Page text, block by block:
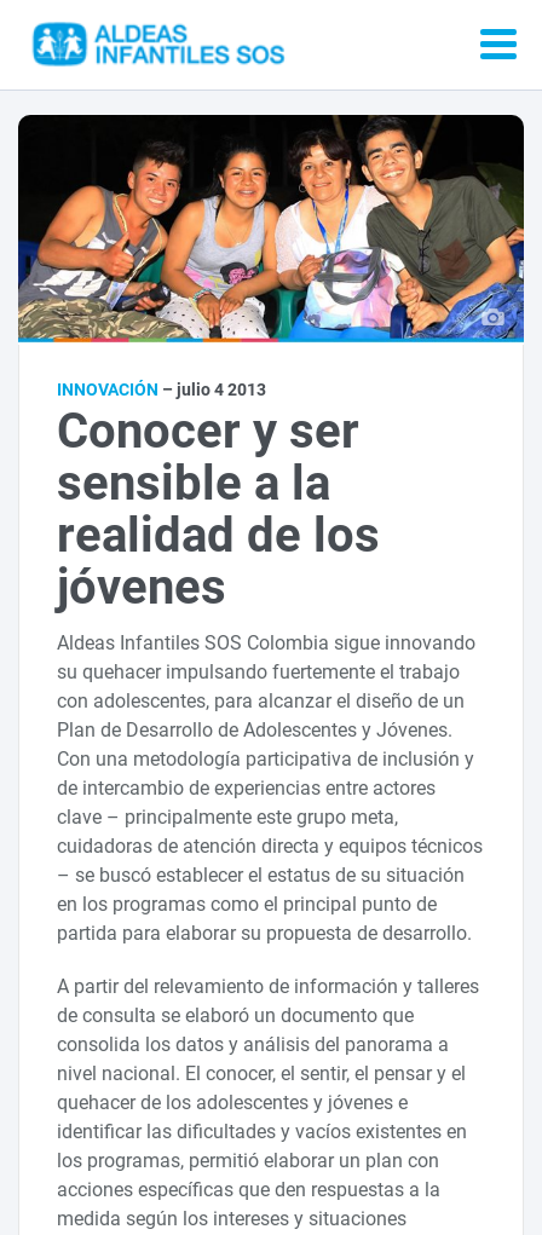
INNOVACIÓN – julio 4 2013
Conocer y ser
sensible a la
realidad de los
jóvenes
Aldeas Infantiles SOS Colombia sigue innovando
su quehacer impulsando fuertemente el trabajo
con adolescentes, para alcanzar el diseño de un
Plan de Desarrollo de Adolescentes y Jóvenes.
Con una metodología participativa de inclusión y
de intercambio de experiencias entre actores
clave – principalmente este grupo meta,
cuidadoras de atención directa y equipos técnicos
– se buscó establecer el estatus de su situación
en los programas como el principal punto de
partida para elaborar su propuesta de desarrollo.
A partir del relevamiento de información y talleres
de consulta se elaboró un documento que
consolida los datos y análisis del panorama a
nivel nacional. El conocer, el sentir, el pensar y el
quehacer de los adolescentes y jóvenes e
identificar las dificultades y vacíos existentes en
los programas, permitió elaborar un plan con
acciones específicas que den respuestas a la
medida según los intereses y situaciones